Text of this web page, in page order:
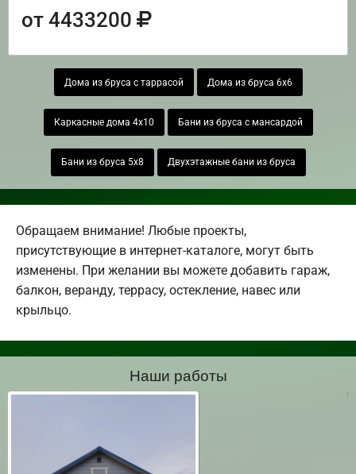
от 4433200
Дома из бруса с таррасой Дома из бруса 6х6
Каркасные дома 4х10 Бани из бруса с мансардой
Бани из бруса 5х8 Двухэтажные бани из бруса
Обращаем внимание! Любые проекты,
присутствующие в интернет-каталоге, могут быть
изменены. При желании вы можете добавить гараж,
балкон, веранду, террасу, остекление, навес или
крыльцо.
Наши работы